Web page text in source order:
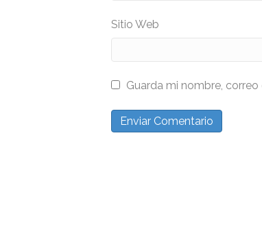
Sitio Web
Guarda mi nombre,